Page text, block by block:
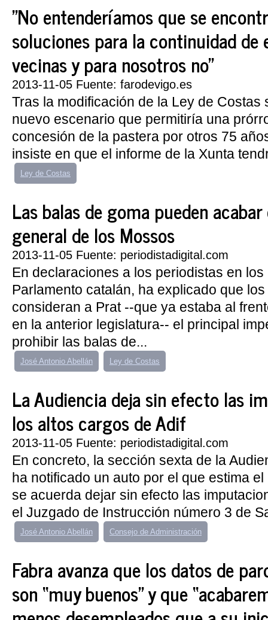
"No entenderíamos que se
soluciones para la continuidad de
vecinas y para nosotros no"
2013-11-05 Fuente: farodevigo.es
Tras la modificación de la Ley de Costas
nuevo escenario que permitiría una
concesión de la pastera por otros 75
insiste en que el informe de la Xunta
Ley de Costas
Las balas de goma pueden
general de los Mossos
2013-11-05 Fuente: periodistadigital.com
En declaraciones a los periodistas en
Parlamento catalán, ha explicado que
consideran a Prat --que ya estaba al
en la anterior legislatura-- el principal
prohibir las balas de...
José Antonio Abellán Ley de Costas
La Audiencia deja sin efecto las
los altos cargos de Adif
2013-11-05 Fuente: periodistadigital.com
En concreto, la sección sexta de la
ha notificado un auto por el que estima
se acuerda dejar sin efecto las
el Juzgado de Instrucción número 3 de
José Antonio Abellán Consejo de Administración
Fabra avanza que los datos de
son “muy buenos” y que